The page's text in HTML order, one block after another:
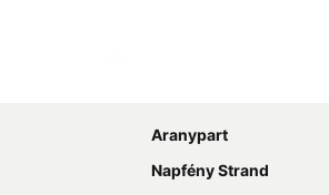
Aranypart
Napfény Strand